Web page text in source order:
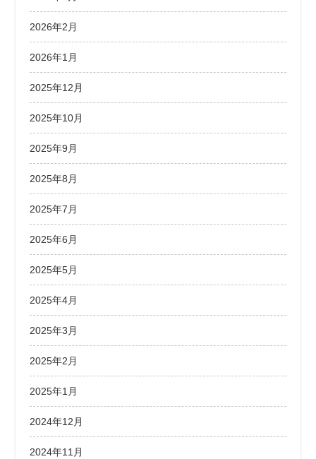
2026年2月
2026年1月
2025年12月
2025年10月
2025年9月
2025年8月
2025年7月
2025年6月
2025年5月
2025年4月
2025年3月
2025年2月
2025年1月
2024年12月
2024年11月